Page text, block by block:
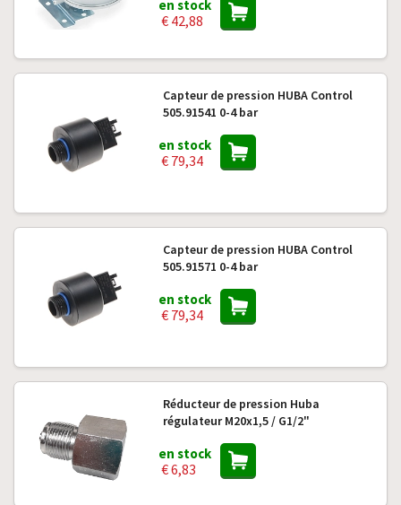
en stock
€ 42,88
Capteur de pression HUBA Control
505.91541 0-4 bar
en stock
€ 79,34
Capteur de pression HUBA Control
505.91571 0-4 bar
en stock
€ 79,34
Réducteur de pression Huba
régulateur M20x1,5 / G1/2"
en stock
€ 6,83